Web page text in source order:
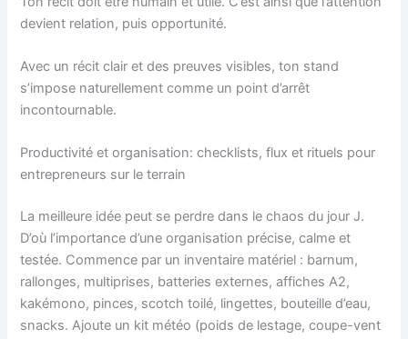
devient relation, puis opportunité.
Avec un récit clair et des preuves visibles, ton stand
s’impose naturellement comme un point d’arrêt
incontournable.
Productivité et organisation: checklists, flux et rituels pour
entrepreneurs sur le terrain
La meilleure idée peut se perdre dans le chaos du jour J.
D’où l’importance d’une organisation précise, calme et
testée. Commence par un inventaire matériel : barnum,
rallonges, multiprises, batteries externes, affiches A2,
kakémono, pinces, scotch toilé, lingettes, bouteille d’eau,
snacks. Ajoute un kit météo (poids de lestage, coupe-vent